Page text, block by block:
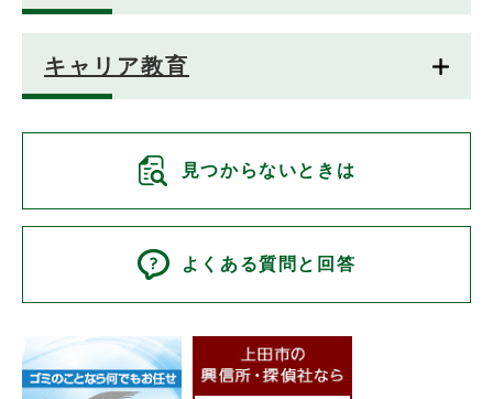
キャリア教育
見つからないときは
よくある質問と回答